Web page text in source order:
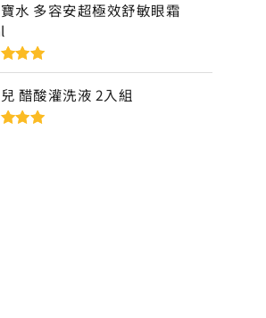
水 多容安超極效舒敏眼霜
5滿分
醋酸灌洗液 2入組